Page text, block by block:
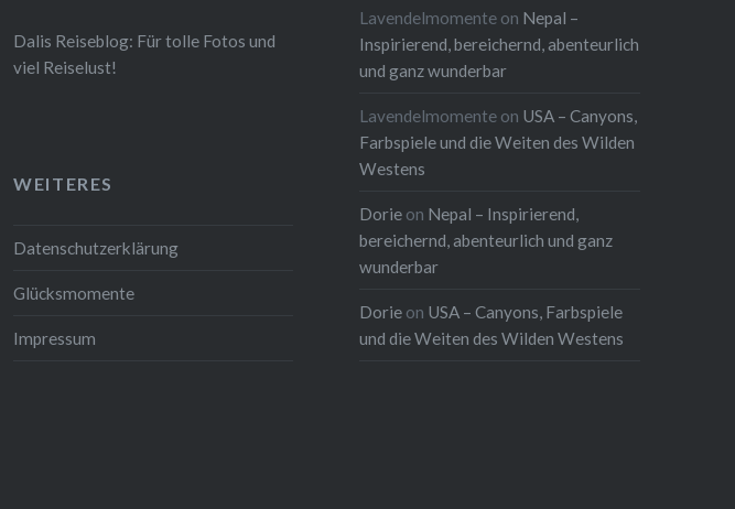
Dalis Reiseblog: Für tolle Fotos und
viel Reiselust!
Lavendelmomente on Nepal –
Inspirierend, bereichernd, abenteurlich
und ganz wunderbar
Lavendelmomente on USA – Canyons,
Farbspiele und die Weiten des Wilden
Westens
Dorie on Nepal – Inspirierend,
bereichernd, abenteurlich und ganz
wunderbar
Dorie on USA – Canyons, Farbspiele
und die Weiten des Wilden Westens
WEITERES
Datenschutzerklärung
Glücksmomente
Impressum